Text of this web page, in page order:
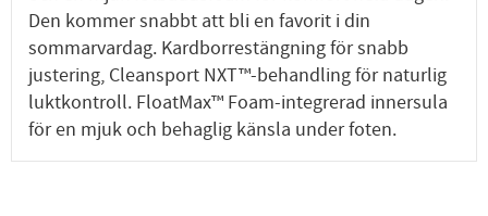
Den kommer snabbt att bli en favorit i din
sommarvardag. Kardborrestängning för snabb
justering, Cleansport NXT™-behandling för naturlig
luktkontroll. FloatMax™ Foam-integrerad innersula
för en mjuk och behaglig känsla under foten.